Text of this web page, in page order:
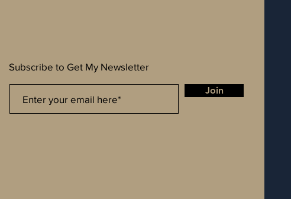
Subscribe to Get My Newsletter
Join